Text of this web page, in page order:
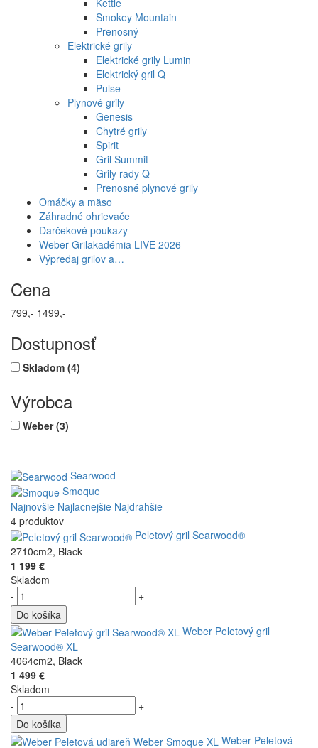
Smokey Mountain
Prenosný
Elektrické grily
Elektrické grily Lumin
Elektrický gril Q
Pulse
Plynové grily
Genesis
Chytré grily
Spirit
Gril Summit
Grily rady Q
Prenosné plynové grily
Omáčky a mäso
Záhradné ohrievače
Darčekové poukazy
Weber Grilakadémia LIVE 2026
Výpredaj grilov a…
Cena
799,- 1499,-
Dostupnosť
Skladom (4)
Výrobca
Weber(3)
Searwood
Smoque
Najnovšie Najlacnejšie Najdrahšie
4 produktov
Peletový gril Searwood®
2710cm2, Black
1 199 €
Skladom
-
+
Do košíka
Weber Peletový gril
Searwood® XL
4064cm2, Black
1 499 €
Skladom
-
+
Do košíka
Weber Peletová